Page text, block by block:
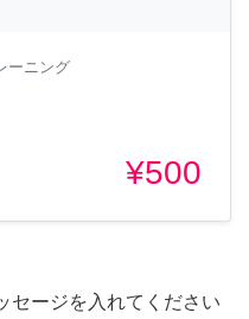
ーニング
¥500
セージを入れてください